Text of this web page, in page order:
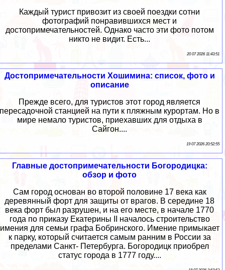
Каждый турист привозит из своей поездки сотни
фотографий понравившихся мест и
достопримечательностей. Однако часто эти фото потом
никто не видит. Есть...
20 07 2026 11:43:51
Достопримечательности Хошимина: список, фото и
описание
Прежде всего, для туристов этот город является
пересадочной станцией на пути к пляжным курортам. Но в
мире немало туристов, приехавших для отдыха в
Сайгон....
19 07 2026 20:52:55
Главные достопримечательности Богородицка:
обзор и фото
Сам город основан во второй половине 17 века как
деревянный форт для защиты от врагов. В середине 18
века форт был разрушен, и на его месте, в начале 1770
года по приказу Екатерины II началось строительство
имения для семьи графа Бобринского. Имение примыкает
к парку, который считается самым ранним в России за
пределами Санкт- Петербурга. Богородицк приобрел
статус города в 1777 году....